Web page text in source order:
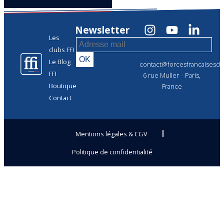
Les
clubs FFI
Le Blog
FFI
Boutique
Contact
6 rue Muller – Paris,
France
Newsletter
Mentions légales & CGV
Politique de confidentialité